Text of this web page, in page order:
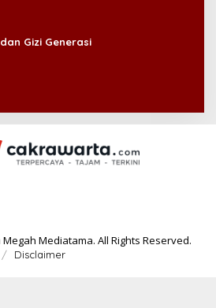
Gizi Generasi
Mediatama. All Rights Reserved.
Disclaimer